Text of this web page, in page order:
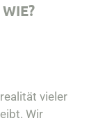
WIE?
vieler
Wir